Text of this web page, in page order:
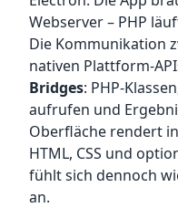
Webserver – PHP
Die Kommunikation
nativen Plattform-
Bridges: PHP-
aufrufen und
Oberfläche rendert
HTML, CSS und
fühlt sich dennoch
an.